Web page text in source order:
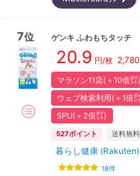
7位 ゲンキ ふわもちタッチ
20.9 円/枚 2,780
マラソン11店(＋10倍㌽)
ウェブ検索利用(＋1倍
SPU(＋2倍㌽)
527ポイント 送料無料
暮らし健康
18件